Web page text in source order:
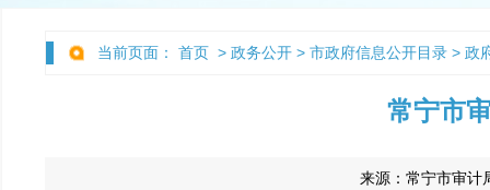
当前页面： 首页 > 政务公开 > 市政府信息公开目录 > 政
常宁市
来源： 常宁市审计